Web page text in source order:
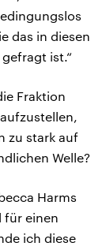
das in diesen
ist.“
Fraktion
zu stark auf
Welle?
Harms
für einen
ich diese